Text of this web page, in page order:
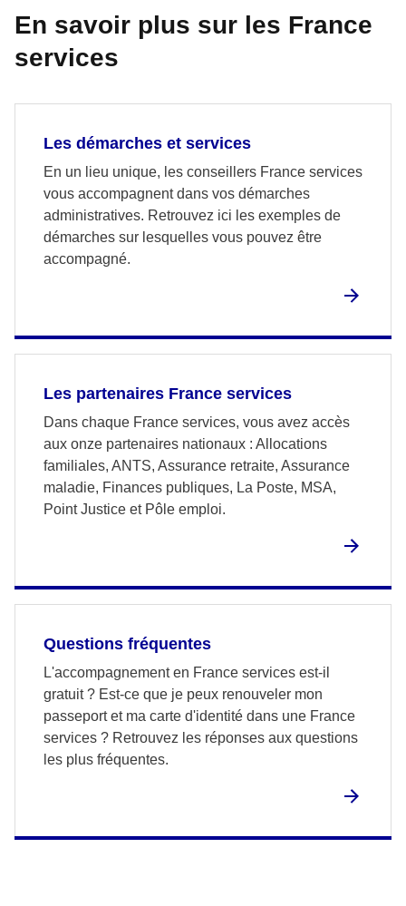
En savoir plus sur les France
services
Les démarches et services
En un lieu unique, les conseillers France services
vous accompagnent dans vos démarches
administratives. Retrouvez ici les exemples de
démarches sur lesquelles vous pouvez être
accompagné.
Les partenaires France services
Dans chaque France services, vous avez accès
aux onze partenaires nationaux : Allocations
familiales, ANTS, Assurance retraite, Assurance
maladie, Finances publiques, La Poste, MSA,
Point Justice et Pôle emploi.
Questions fréquentes
L'accompagnement en France services est-il
gratuit ? Est-ce que je peux renouveler mon
passeport et ma carte d'identité dans une France
services ? Retrouvez les réponses aux questions
les plus fréquentes.